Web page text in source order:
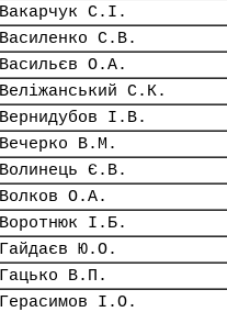
Вакарчук С.І.
Василенко С.В.
Васильєв О.А.
Веліжанський С.К.
Вернидубов І.В.
Вечерко В.М.
Волинець Є.В.
Волков О.А.
Воротнюк І.Б.
Гайдаєв Ю.О.
Гацько В.П.
Герасимов І.О.